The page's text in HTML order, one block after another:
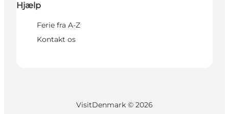
Hjælp
Ferie fra A-Z
Kontakt os
VisitDenmark © 2026